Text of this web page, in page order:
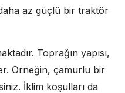
az güçlü bir traktör
Toprağın yapısı,
Örneğin, çamurlu bir
İklim koşulları da